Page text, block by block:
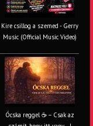
Kire csillog a szemed - Gerry
Music (Official Music Video)
Ócska reggel ☕ – Csak az